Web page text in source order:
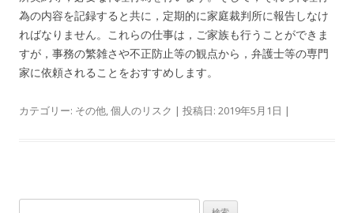
為の内容を記録すると共に，定期的に家庭裁判所に報告しなけ
ればなりません。これらの仕事は，ご家族も行うことができま
すが，事務の繁雑さや不正防止等の観点から，弁護士等の専門
家に依頼されることをおすすめします。
カテゴリー: その他,個人のリスク | 投稿日: 2019年5月1日 |